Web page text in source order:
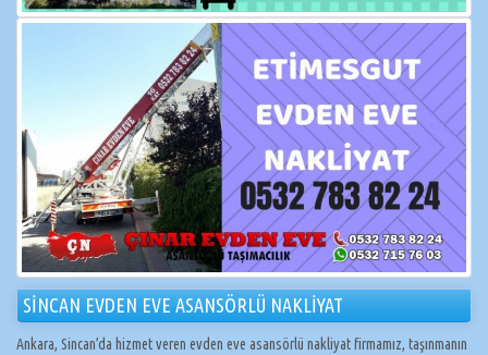
SİNCAN EVDEN EVE ASANSÖRLÜ NAKLİYAT
Ankara, Sincan’da hizmet veren evden eve asansörlü nakliyat firmamız, taşınmanın